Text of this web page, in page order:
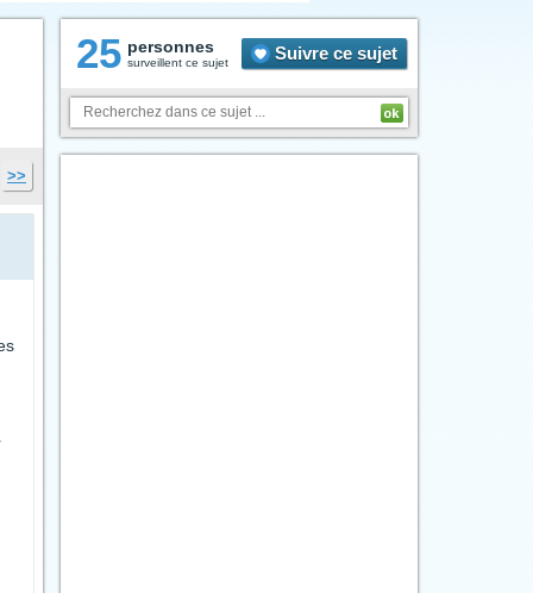
>>
25 personnes
surveillent ce sujet Suivre ce sujet